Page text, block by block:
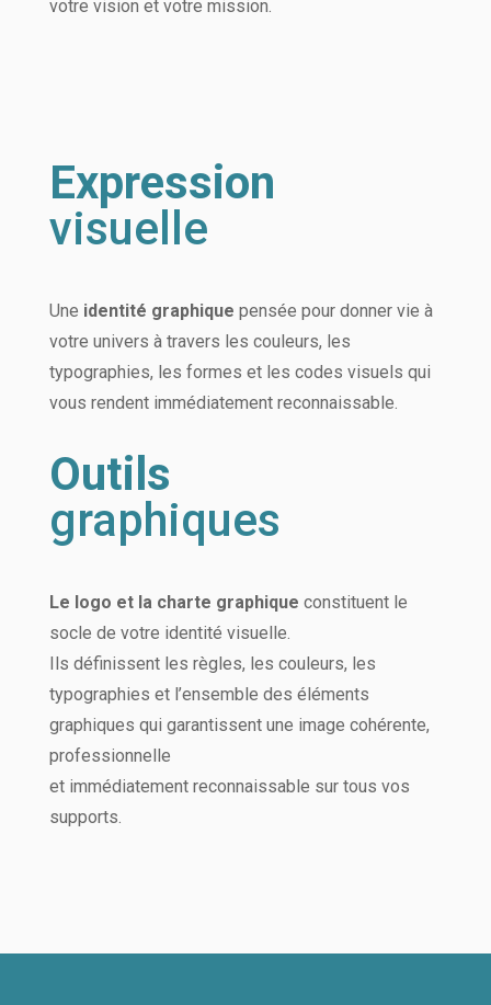
votre vision et votre mission.
Expression
visuelle
Une identité graphique pensée pour donner vie à
votre univers à travers les couleurs, les
typographies, les formes et les codes visuels qui
vous rendent immédiatement reconnaissable.
Outils
graphiques
Le logo et la charte graphique constituent le
socle de votre identité visuelle.
Ils définissent les règles, les couleurs, les
typographies et l’ensemble des éléments
graphiques qui garantissent une image cohérente,
professionnelle
et immédiatement reconnaissable sur tous vos
supports.